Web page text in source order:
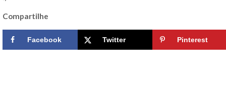
Compartilhe
Facebook Twitter Pinterest